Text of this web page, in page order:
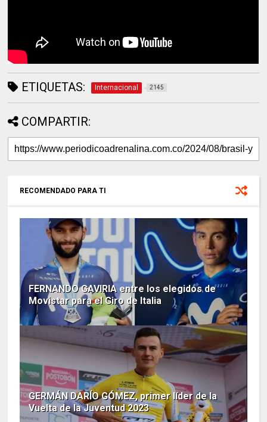
ETIQUETAS: Internacional 2145
COMPARTIR:
RECOMENDADO PARA TI
FERNANDO GAVIRIA entre los elegidos de
Movistar para el Giro de Italia
GERMÁN DARÍO GÓMEZ, primer líder de la
Vuelta de la Juventud 2023